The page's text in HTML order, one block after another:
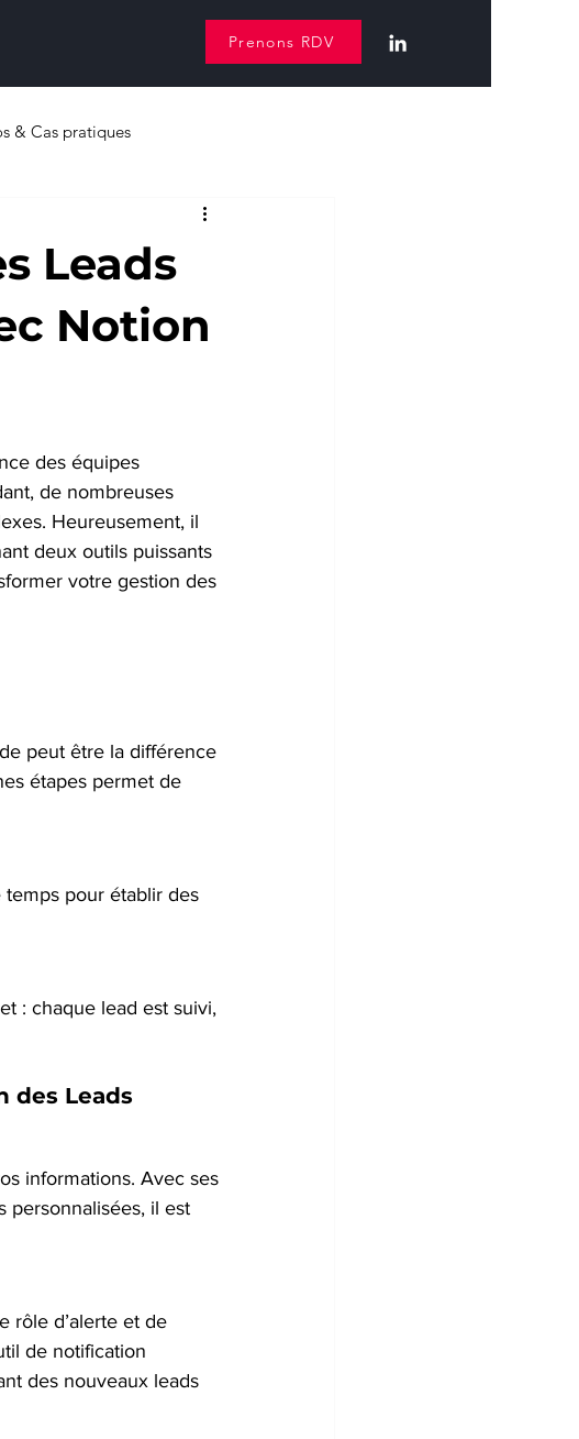
Prenons RDV
& Cas pratiques
Leads
Notion
des équipes
de nombreuses
Heureusement, il
deux outils puissants
votre gestion des
peut être la différence
étapes permet de
temps pour établir des
: chaque lead est suivi,
des Leads
informations. Avec ses
personnalisées, il est
rôle d’alerte et de
de notification
des nouveaux leads